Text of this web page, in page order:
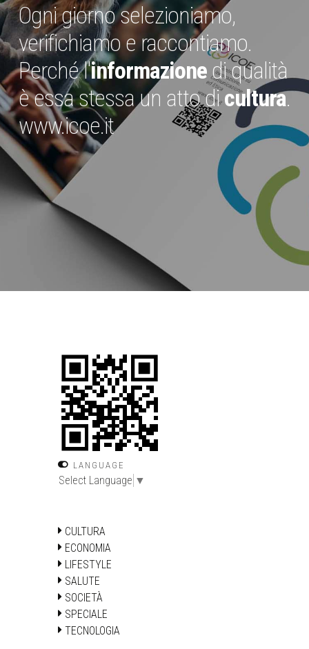
Ogni giorno selezioniamo,
verifichiamo e raccontiamo.
Perché l'informazionedi qualità
è essa stessa un atto dicultura.
www.icoe.it
LANGUAGE
Select Language ▼
CULTURA
ECONOMIA
LIFESTYLE
SALUTE
SOCIETÀ
SPECIALE
TECNOLOGIA